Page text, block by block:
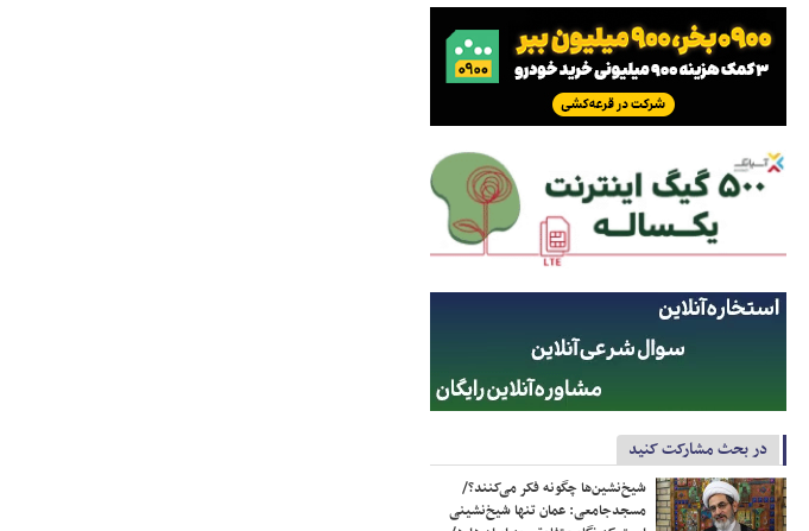
در بحث مشارکت کنید
شیخ‌نشین‌ها چگونه فکر می‌کنند؟/
مسجدجامعی: عمان تنها شیخ‌نشینی